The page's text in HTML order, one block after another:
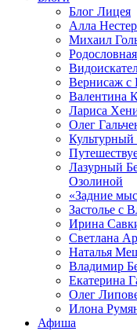
Блог Лицея
Алла
Михаил
Вернисаж с
Валентина
Лариса
Олег
Культурный
Лазурный
Озолиной
«Задние
Застолье с
Ирина
Светлана
Наталья
Владимир
Екатерина
Олег
Илона
Афиша